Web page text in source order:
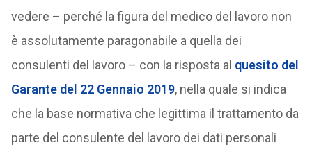
vedere – perché la figura del medico del lavoro non
è assolutamente paragonabile a quella dei
consulenti del lavoro – con la risposta al quesito del
Garante del 22 Gennaio 2019, nella quale si indica
che la base normativa che legittima il trattamento da
parte del consulente del lavoro dei dati personali